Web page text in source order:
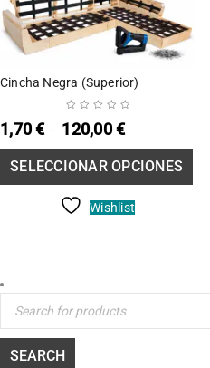
Cincha Negra (Superior)
1,70€ - 120,00€
SELECCIONAR OPCIONES
Wishlist